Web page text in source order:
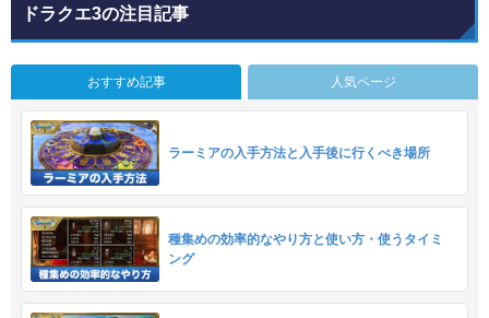
ドラクエ3の注目記事
おすすめ記事 人気ページ
ラーミアの入手方法と入手後に行くべき場所
種集めの効率的なやり方と使い方・使うタイミ
ング